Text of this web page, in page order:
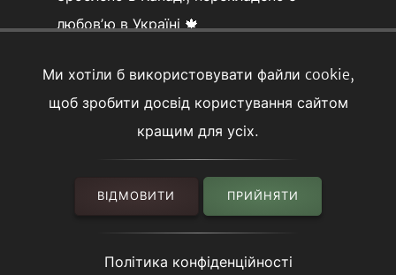
Ми хотіли б використовувати файли cookie,
щоб зробити досвід користування сайтом
кращим для усіх.
ВІДМОВИТИ ПРИЙНЯТИ
Політика конфіденційності
любовʼю в Україні 🍁